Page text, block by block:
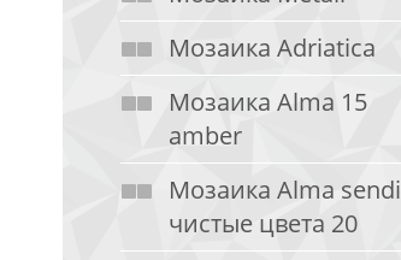
Мозаика Adriatica
Мозаика Alma 15
amber
Мозаика Alma sendi
чистые цвета 20